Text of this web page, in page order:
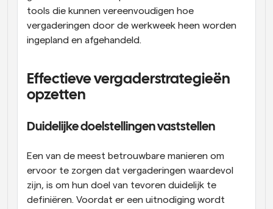
tools die kunnen vereenvoudigen hoe
vergaderingen door de werkweek heen worden
ingepland en afgehandeld.
Effectieve vergaderstrategieën
opzetten
Duidelijke doelstellingen vaststellen
Een van de meest betrouwbare manieren om
ervoor te zorgen dat vergaderingen waardevol
zijn, is om hun doel van tevoren duidelijk te
definiëren. Voordat er een uitnodiging wordt